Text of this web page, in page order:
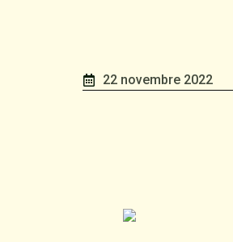
22 novembre 2022